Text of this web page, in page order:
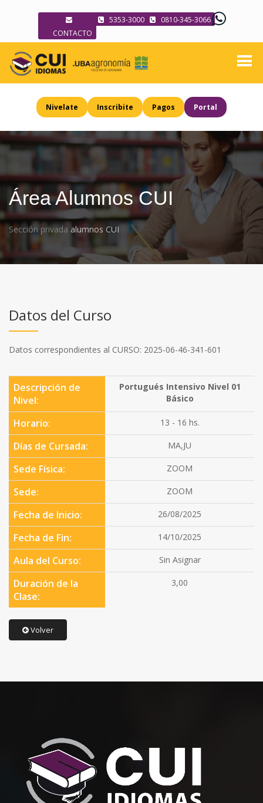
CONTACTO
5353-3000 0810-345-3066
Nivelate Inscribite Pagos Portal
Área Alumnos CUI
Sección privada alumnos CUI
Datos del Curso
Datos correspondientes al CURSO: 2025-06-46-341-601
Descripción de
Nivel:
Portugués Intensivo Nivel 01
Básico
Horario: 13 - 16 hs.
Días de Cursada: MA,JU
Sede Física: ZOOM
Sede: ZOOM
Fecha de Inicio: 26/08/2025
Fecha de Fin: 14/10/2025
Aula del Curso: Sin Asignar
Duración de la
Clase:
3,00
Volver